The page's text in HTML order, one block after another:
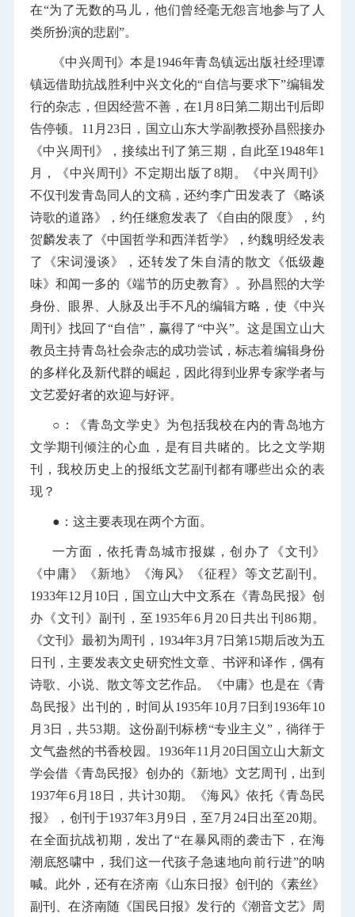
在“为了无数的马儿，他们曾经毫无怨言地参与了人
类所扮演的悲剧”。
《中兴周刊》本是1946年青岛镇远出版社经理谭
镇远借助抗战胜利中兴文化的“自信与要求下”编辑发
行的杂志，但因经营不善，在1月8日第二期出刊后即
告停顿。11月23日，国立山东大学副教授孙昌熙接办
《中兴周刊》，接续出刊了第三期，自此至1948年1
月，《中兴周刊》不定期出版了8期。《中兴周刊》
不仅刊发青岛同人的文稿，还约李广田发表了《略谈
诗歌的道路》，约任继愈发表了《自由的限度》，约
贺麟发表了《中国哲学和西洋哲学》，约魏明经发表
了《宋词漫谈》，还转发了朱自清的散文《低级趣
味》和闻一多的《端节的历史教育》。孙昌熙的大学
身份、眼界、人脉及出手不凡的编辑方略，使《中兴
周刊》找回了“自信”，赢得了“中兴”。这是国立山大
教员主持青岛社会杂志的成功尝试，标志着编辑身份
的多样化及新代群的崛起，因此得到业界专家学者与
文艺爱好者的欢迎与好评。
○：
《青岛文学史》为包括我校在内的青岛地方
文学期刊倾注的心血，是有目共睹的。比之文学期
刊，我校历史上的报纸文艺副刊都有哪些出众的表
现？
●：这主要表现在两个方面。
一方面，依托青岛城市报媒，创办了《文刊》
《中庸》《新地》《海风》《征程》等文艺副刊。
1933年12月10日，国立山大中文系在《青岛民报》创
办《文刊》副刊，至1935年6月20日共出刊86期。
《文刊》最初为周刊，1934年3月7日第15期后改为五
日刊，主要发表文史研究性文章、书评和译作，偶有
诗歌、小说、散文等文艺作品。《中庸》也是在《青
岛民报》出刊的，时间从1935年10月7日到1936年10
月3日，共53期。这份副刊标榜“专业主义”，徜徉于
文气盎然的书香校园。1936年11月20日国立山大新文
学会借《青岛民报》创办的《新地》文艺周刊，出到
1937年6月18日，共计30期。《海风》依托《青岛民
报》，创刊于1937年3月9日，至7月24日出至20期。
在全面抗战初期，发出了“在暴风雨的袭击下，在海
潮底怒啸中，我们这一代孩子急速地向前行进”的呐
喊。此外，还有在济南《山东日报》创刊的《素丝》
副刊、在济南随《国民日报》发行的《潮音文艺》周